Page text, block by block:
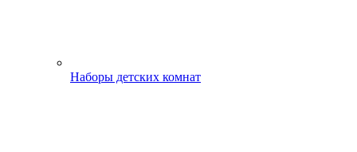
Наборы детских комнат